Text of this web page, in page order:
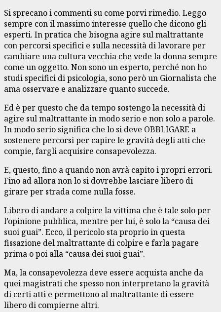
Si sprecano i commenti su come porvi rimedio. Leggo
sempre con il massimo interesse quello che dicono gli
esperti. In pratica che bisogna agire sul maltrattante
con percorsi specifici e sulla necessità di lavorare per
cambiare una cultura vecchia che vede la donna sempre
come un oggetto. Non sono un esperto, perché non ho
studi specifici di psicologia, sono però un Giornalista che
ama osservare e analizzare quanto succede.
Ed è per questo che da tempo sostengo la necessità di
agire sul maltrattante in modo serio e non solo a parole.
In modo serio significa che lo si deve OBBLIGARE a
sostenere percorsi per capire le gravità degli atti che
compie, fargli acquisire consapevolezza.
E, questo, fino a quando non avrà capito i propri errori.
Fino ad allora non lo si dovrebbe lasciare libero di
girare per strada come nulla fosse.
Libero di andare a colpire la vittima che è tale solo per
l’opinione pubblica, mentre per lui, è solo la “causa dei
suoi guai”. Ecco, il pericolo sta proprio in questa
fissazione del maltrattante di colpire e farla pagare
prima o poi alla “causa dei suoi guai”.
Ma, la consapevolezza deve essere acquista anche da
quei magistrati che spesso non interpretano la gravità
di certi atti e permettono al maltrattante di essere
libero di compierne altri.